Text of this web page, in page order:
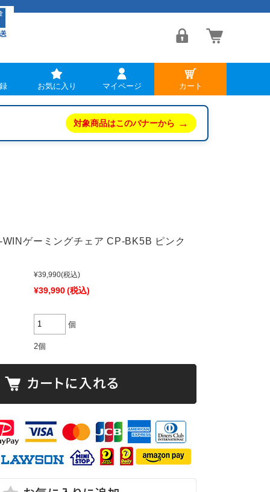
お気に入り マイページ カート
対象商品はこのバナーから →
ゲーミングチェア CP-BK5B ピンク
¥39,990(税込)
¥39,990(税込)
個
2個